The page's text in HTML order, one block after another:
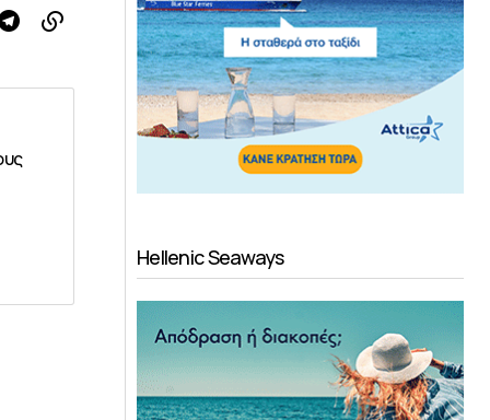
Hellenic Seaways